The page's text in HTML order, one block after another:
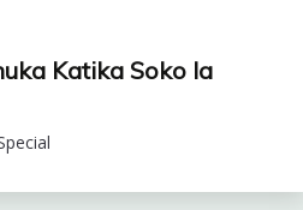
Katika Soko la